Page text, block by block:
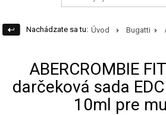
Nachádzate sa tu: Úvod Bugatti
ABERCROMBIE
darčeková sada
10ml pre